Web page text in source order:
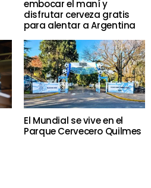
embocar el maní y
disfrutar cerveza gratis
para alentar a Argentina
El Mundial se vive en el
Parque Cervecero Quilmes